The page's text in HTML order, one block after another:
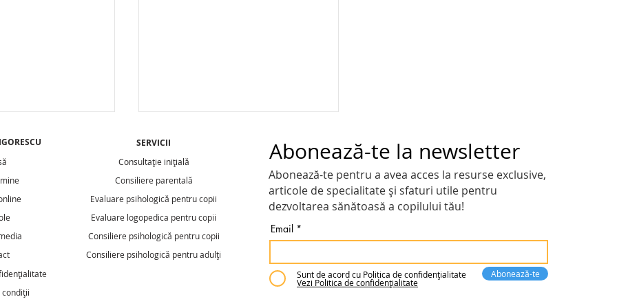
deschid
Integrarea copiilor cu CES
începe cu înțelegerea lor, nu
cu găsirea unui loc într-o
condiții
SERVICII
Consultație inițială
Consiliere parentală
Evaluare psihologică pentru copii
Evaluare logopedica pentru copii
Consiliere psihologică pentru copii
Consiliere psihologică pentru adulți
Abonează-te la newsletter
Abonează-te pentru a avea acces la resurse exclusive,
articole de specialitate și sfaturi utile pentru
dezvoltarea sănătoasă a copilului tău!
Email
Sunt de acord cu Politica de confidențialitate
Vezi Politica de confidențialitate
Abonează-te